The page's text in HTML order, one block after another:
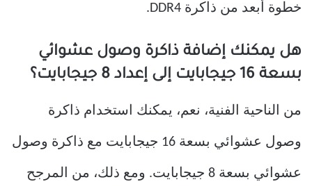
خطوة أبعد من ذاكرة DDR4.
هل يمكنك إضافة ذاكرة وصول عشوائي
بسعة 16 جيجابايت إلى إعداد 8 جيجابايت؟
من الناحية الفنية، نعم، يمكنك استخدام ذاكرة
وصول عشوائي بسعة 16 جيجابايت مع ذاكرة وصول
عشوائي بسعة 8 جيجابايت. ومع ذلك، من المرجح